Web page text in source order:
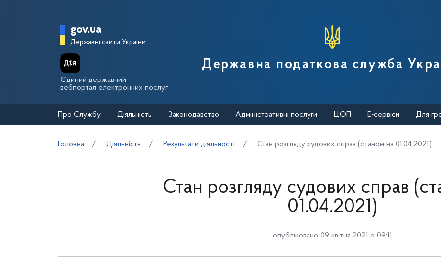
Головна сторінка Державної податкової служби України
gov.ua
Державні сайти України
Єдиний державний
вебпортал електронних послуг
Державна податкова служба
Про Службу Діяльність Законодавство Адміністративні послуги ЦОП Е-сервіси Для
Головна Діяльність Результати діяльності Стан розгляду судових справ (станом на 01.04.2021)
Стан розгляду судових справ
01.04.2021)
опубліковано 09 квітня 2021 о 09:11